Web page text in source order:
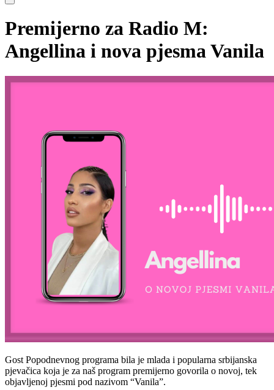
Premijerno za Radio M:
Angellina i nova pjesma Vanila
Gost Popodnevnog programa bila je mlada i popularna srbijanska
pjevačica koja je za naš program premijerno govorila o novoj, tek
objavljenoj pjesmi pod nazivom “Vanila”.